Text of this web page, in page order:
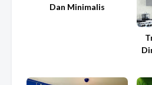
Dan Minimalis